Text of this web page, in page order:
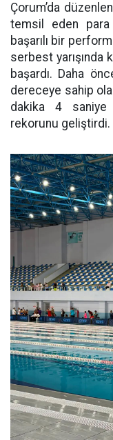
Çorum’da
temsil eden
başarılı bir
serbest
başardı. Daha
dereceye sahip
dakika 4
rekorunu geliştirdi.